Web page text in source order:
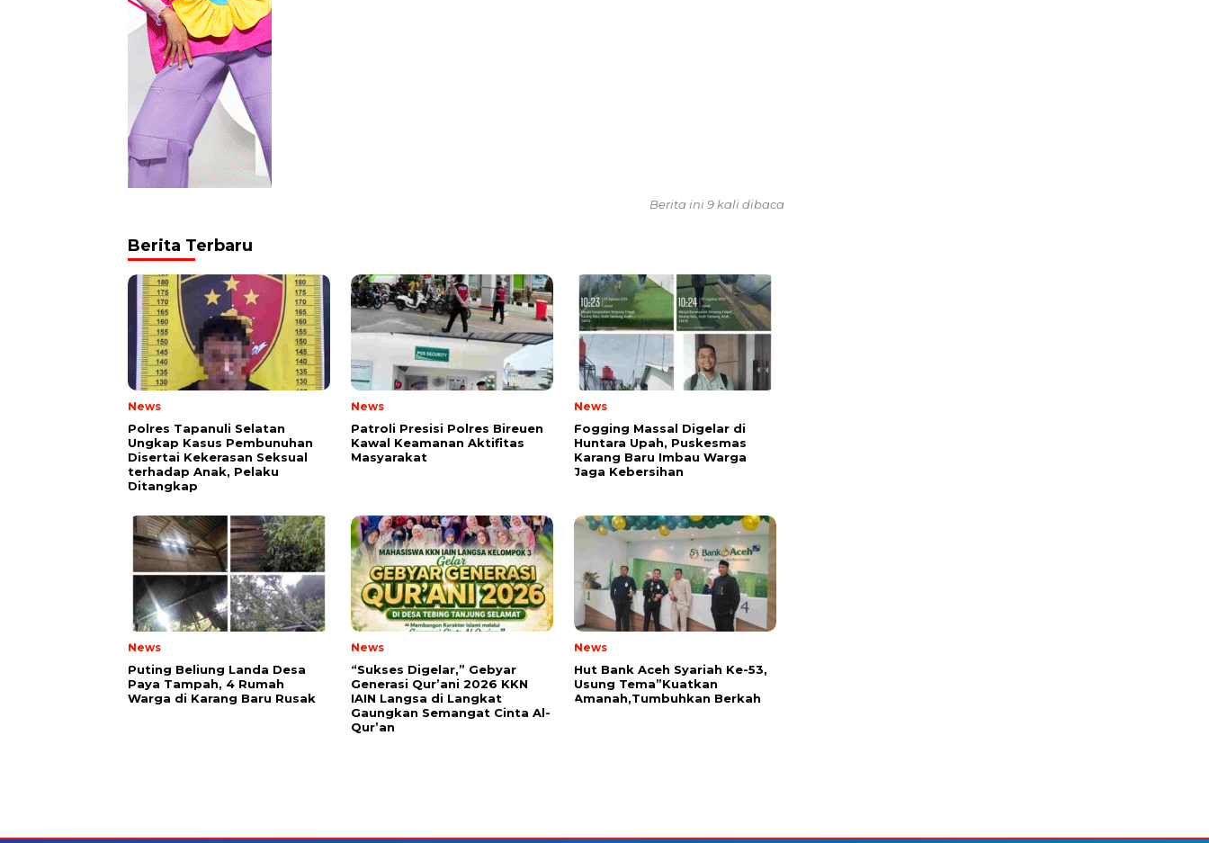
Berita ini 9 kali dibaca
Berita Terbaru
News
Polres Tapanuli Selatan
Ungkap Kasus Pembunuhan
Disertai Kekerasan Seksual
terhadap Anak, Pelaku
Ditangkap
News
Patroli Presisi Polres Bireuen
Kawal Keamanan Aktifitas
Masyarakat
News
Fogging Massal Digelar di
Huntara Upah, Puskesmas
Karang Baru Imbau Warga
Jaga Kebersihan
News
Puting Beliung Landa Desa
Paya Tampah, 4 Rumah
Warga di Karang Baru Rusak
News
“Sukses Digelar,” Gebyar
Generasi Qur’ani 2026 KKN
IAIN Langsa di Langkat
Gaungkan Semangat Cinta Al-
Qur’an
News
Hut Bank Aceh Syariah Ke-53,
Usung Tema”Kuatkan
Amanah,Tumbuhkan Berkah